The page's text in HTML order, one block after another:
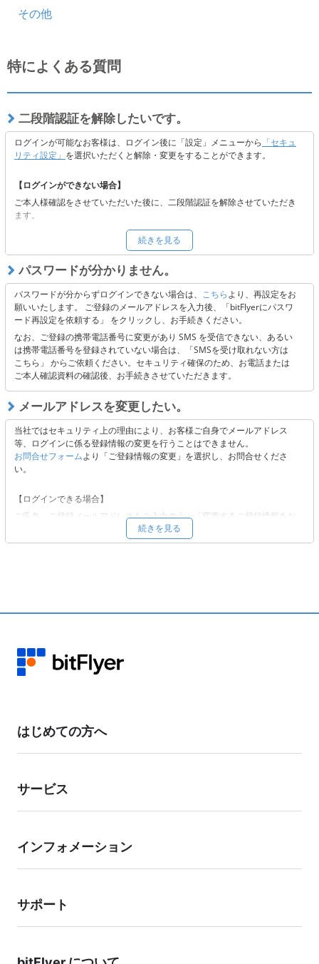
その他
特によくある質問
二段階認証を解除したいです。
ログインが可能なお客様は、ログイン後に「設定」メニューから 「セキュ
リティ設定」 を選択いただくと解除・変更をすることができます。
【ログインができない場合】
ご本人様確認をさせていただいた後に、二段階認証を解除させていただき
ます。
二段階認証の解除をご希望の方へ
※二段階認証解除後も当社の定めるセキュリティの観点から認証コードを
送付しております。メールの受信ができない場合には、受信設定またはキ
ャリア側に起因する可能性がございますので、以下 3点のご確認をお願い
いたします。
「@bitflyer.com」「@bitflyer.jp」のドメイン指定解除
フィルタリング設定に当社が該当していないか
迷惑メールフォルダに振り分けられていないか
【上記にて解決できない場合】
以下よりお問い合わせください。
お問合せフォーム
続きを見る
パスワードが分かりません。
パスワードが分からずログインできない場合は、 こちらより、再設定をお
願いいたします。 ご登録のメールアドレスを入力後、「bitFlyerにパスワ
ード再設定を依頼する」 をクリックし、お手続きください。
なお、ご登録の携帯電話番号に変更があり SMS を受信できない、あるい
は携帯電話番号を登録されていない場合は、「SMSを受け取れない方は
こちら」 からご依頼ください。セキュリティ確保のため、お電話または
ご本人確認資料の確認後、お手続きさせていただきます。
メールアドレスを変更したい。
当社ではセキュリティ上の理由により、お客様ご自身でメールアドレス
等、ログインに係る登録情報の変更を行うことはできません。
お問合せフォームより「ご登録情報の変更」を選択し、お問合せくださ
い。
【ログインできる場合】
ご氏名、ご登録メールアドレスをご入力の上、「変更するご登録情報をお
選びください。」から「メールアドレス」をご選択いただき、必要事項を
ご入力の上、ご依頼ください。
登録情報をご記載ください。
す。内容をご確認の上、ご返信ください。
本人確認書類をご提出いただき、ご本人による申請であることを確認した
お手数をおかけいたしますが、お客様の資産保護のための対応となります
続きを見る
はじめての方へ
サービス
インフォメーション
サポート